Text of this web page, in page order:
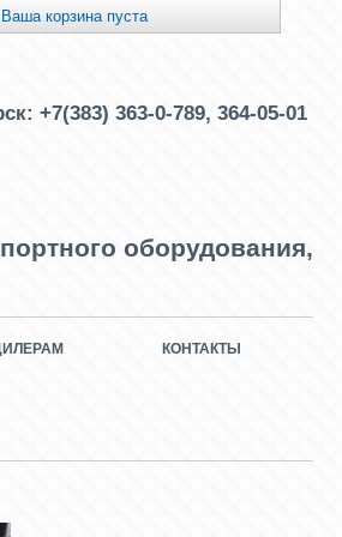
Ваша корзина пуста
+7(383) 363-0-789, 364-05-01
оборудования,
КОНТАКТЫ